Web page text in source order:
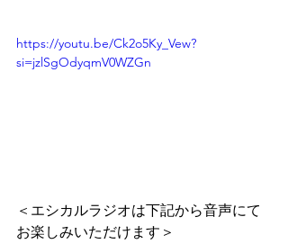
https://youtu.be/Ck2o5Ky_Vew?
si=jzlSgOdyqmV0WZGn
＜エシカルラジオは下記から音声にて
お楽しみいただけます＞